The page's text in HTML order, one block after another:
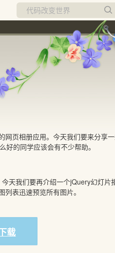
所有博客
当前博客
页相册应用。今天我们要来分享
的同学应该会有不少帮助。
今天我们要再介绍一个jQuery幻灯片
表迅速预览所有图片。
载